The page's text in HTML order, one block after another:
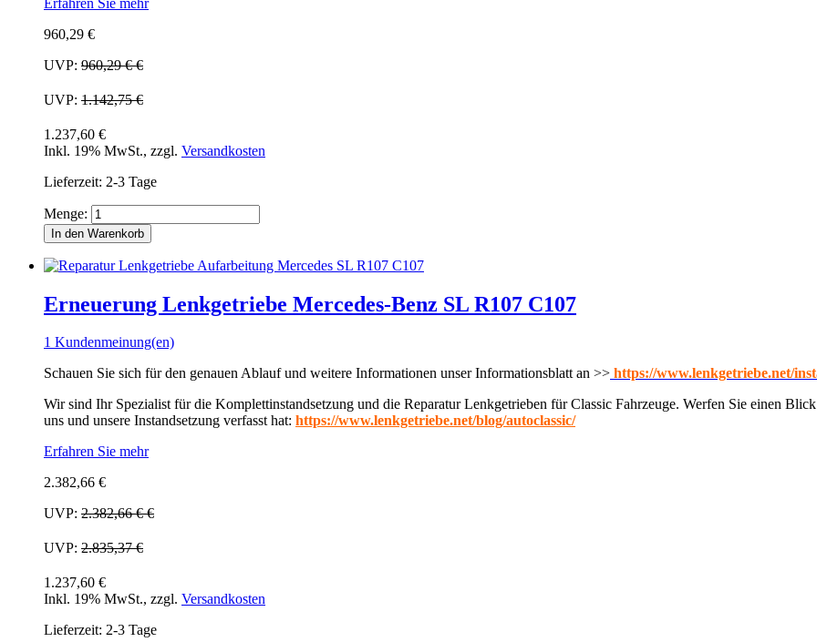
960,29 €
UVP: 960,29 €€
UVP: 1.142,75 €
1.237,60 €
Inkl. 19% MwSt., zzgl. Versandkosten
Lieferzeit: 2-3 Tage
Menge:
In den Warenkorb
Erneuerung Lenkgetriebe Mercedes-Benz SL R107 C107
1 Kundenmeinung(en)
Schauen Sie sich für den genauen Ablauf und weitere Informationen unser Informationsblatt an >> https://www.lenkgetriebe.net/
Wir sind Ihr Spezialist für die Komplettinstandsetzung und die Reparatur Lenkgetrieben für Classic Fahrzeuge. Werfen Sie einen
uns und unsere Instandsetzung verfasst hat: https://www.lenkgetriebe.net/blog/autoclassic/
Erfahren Sie mehr
2.382,66 €
UVP: 2.382,66 €€
UVP: 2.835,37 €
1.237,60 €
Inkl. 19% MwSt., zzgl. Versandkosten
Lieferzeit: 2-3 Tage